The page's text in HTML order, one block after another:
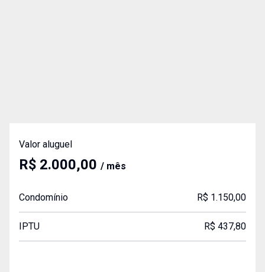
Valor aluguel
R$ 2.000,00 / mês
Condomínio R$ 1.150,00
IPTU R$ 437,80